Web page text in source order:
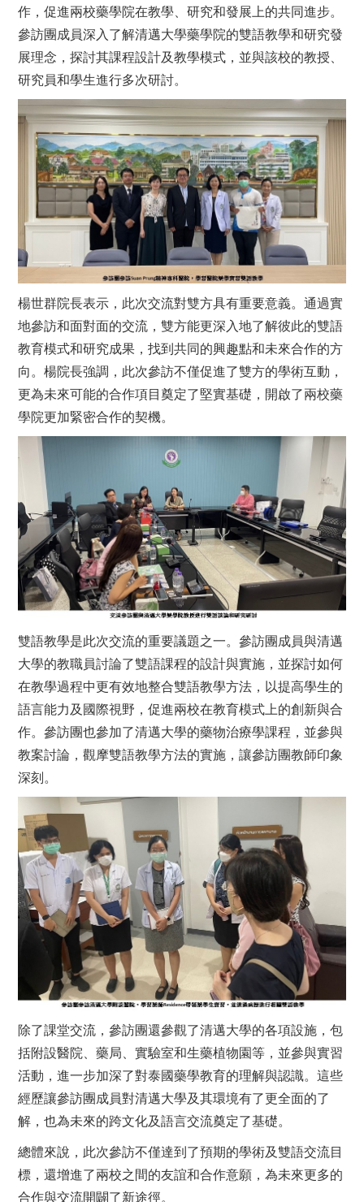
作，促進兩校藥學院在教學、研究和發展上的共同進步。
參訪團成員深入了解清邁大學藥學院的雙語教學和研究發
展理念，探討其課程設計及教學模式，並與該校的教授、
研究員和學生進行多次研討。
楊世群院長表示，此次交流對雙方具有重要意義。通過實
地參訪和面對面的交流，雙方能更深入地了解彼此的雙語
教育模式和研究成果，找到共同的興趣點和未來合作的方
向。楊院長強調，此次參訪不僅促進了雙方的學術互動，
更為未來可能的合作項目奠定了堅實基礎，開啟了兩校藥
學院更加緊密合作的契機。
雙語教學是此次交流的重要議題之一。參訪團成員與清邁
大學的教職員討論了雙語課程的設計與實施，並探討如何
在教學過程中更有效地整合雙語教學方法，以提高學生的
語言能力及國際視野，促進兩校在教育模式上的創新與合
作。參訪團也參加了清邁大學的藥物治療學課程，並參與
教案討論，觀摩雙語教學方法的實施，讓參訪團教師印象
深刻。
除了課堂交流，參訪團還參觀了清邁大學的各項設施，包
括附設醫院、藥局、實驗室和生藥植物園等，並參與實習
活動，進一步加深了對泰國藥學教育的理解與認識。這些
經歷讓參訪團成員對清邁大學及其環境有了更全面的了
解，也為未來的跨文化及語言交流奠定了基礎。
總體來說，此次參訪不僅達到了預期的學術及雙語交流目
標，還增進了兩校之間的友誼和合作意願，為未來更多的
合作與交流開闢了新途徑。